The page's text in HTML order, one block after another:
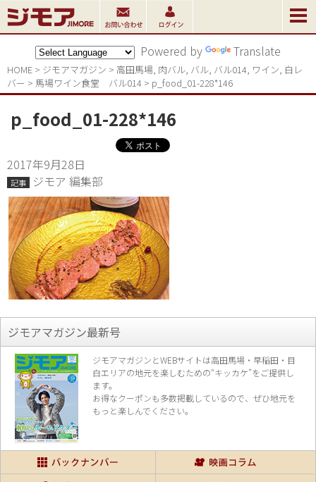
Powered by Translate
HOME > ジモアマガジン > 高田馬場, 肉バル, バル, バル014, ワイン, 白レ
バー > 馬場ワイン食堂　バル014 > p_food_01-228*146
p_food_01-228*146
2017年9月28日
記事 ジモア 編集部
ジモアマガジン最新号
ジモアマガジンとWEBサイトは高田馬場・早稲田・目
白エリアの地元を楽しむための“キッカケ”をご提供し
ます。
お得なクーポンも多数掲載しているので、 ぜひ地元を
もっと楽しんでください。